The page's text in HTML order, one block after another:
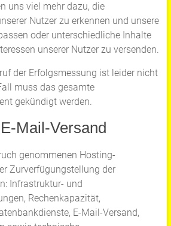
uns viel mehr dazu, die
Nutzer zu erkennen und unsere
oder unterschiedliche Inhalte
unserer Nutzer zu versenden.
der Erfolgsmessung ist leider nicht
muss das gesamte
gekündigt werden.
Mail-Versand
genommenen Hosting-
Zurverfügungstellung der
Infrastruktur- und
Rechenkapazität,
E-Mail-Versand,